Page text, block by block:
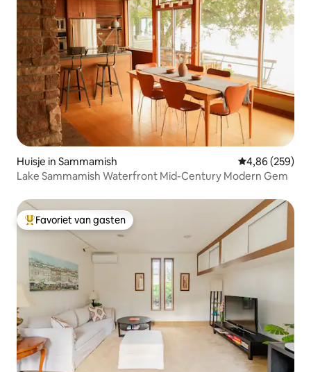
Huisje in Sammamish Gemiddelde
4,86 (259)
Lake Sammamish Waterfront Mid-Century Modern Gem
Topfavoriet van gasten
Favoriet van gasten